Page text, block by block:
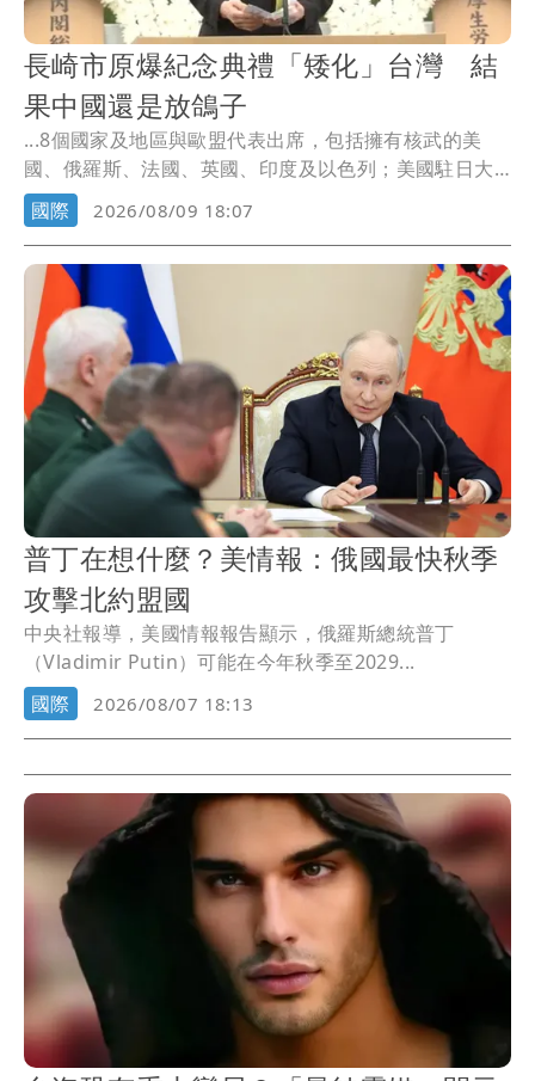
長崎市原爆紀念典禮「矮化」台灣 結
果中國還是放鴿子
...8個國家及地區與歐盟代表出席，包括擁有核武的美
國、俄羅斯、法國、英國、印度及以色列；美國駐日大
使本人...
國際 2026/08/09 18:07
普丁在想什麼？美情報：俄國最快秋季
攻擊北約盟國
中央社報導，美國情報報告顯示，俄羅斯總統普丁
（Vladimir Putin）可能在今年秋季至2029...
國際
2026/08/07 18:13